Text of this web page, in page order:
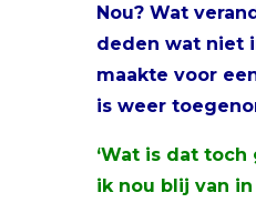
Nou? Wat
deden wat niet
maakte voor
is weer
‘Wat is dat
ik nou blij van